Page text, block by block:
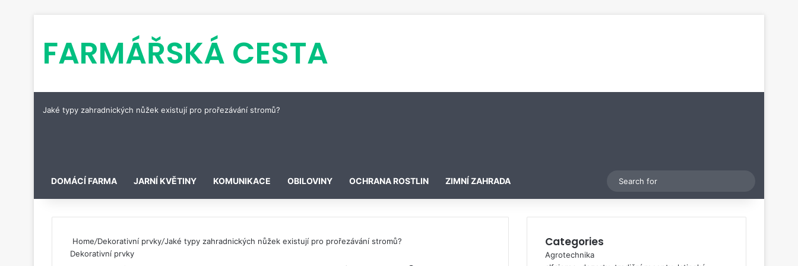
FARMÁŘSKÁ CESTA
Jaké typy zahradnických nůžek existují pro prořezávání stromů?
DOMÁCÍ FARMA JARNÍ KVĚTINY KOMUNIKACE OBILOVINY OCHRANA ROSTLIN ZIMNÍ ZAHRADA Switch skin
for
Home/Dekorativní prvky/Jaké typy zahradnických nůžek existují pro prořezávání stromů?
Dekorativní prvky
Categories
Agrotechnika